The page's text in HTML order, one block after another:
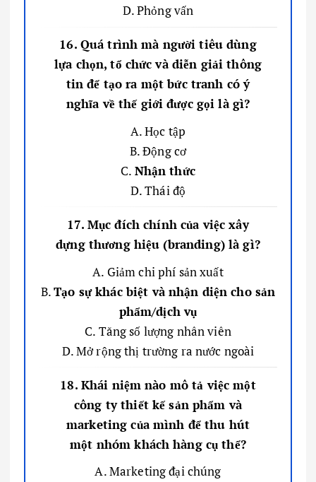
D. Phỏng vấn
16. Quá trình mà người tiêu dùng
lựa chọn, tổ chức và diễn giải thông
tin để tạo ra một bức tranh có ý
nghĩa về thế giới được gọi là gì?
A. Học tập
B. Động cơ
C. Nhận thức
D. Thái độ
17. Mục đích chính của việc xây
dựng thương hiệu (branding) là gì?
A. Giảm chi phí sản xuất
B.Tạo sự khác biệt và nhận diện cho sản
phẩm/dịch vụ
C. Tăng số lượng nhân viên
D. Mở rộng thị trường ra nước ngoài
18. Khái niệm nào mô tả việc một
công ty thiết kế sản phẩm và
marketing của mình để thu hút
một nhóm khách hàng cụ thể?
A. Marketing đại chúng